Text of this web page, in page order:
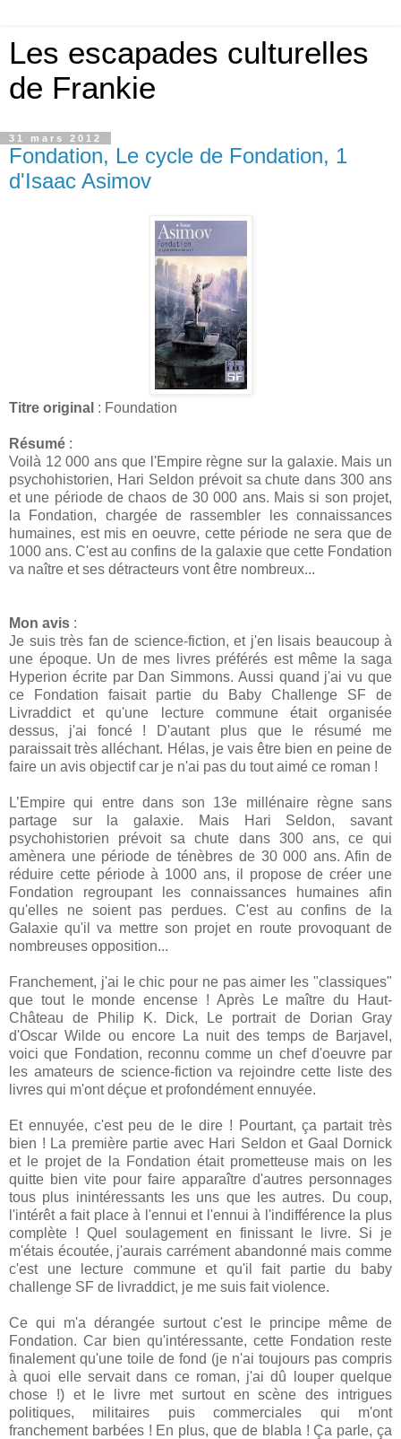
Les escapades culturelles
de Frankie
31 mars 2012
Fondation, Le cycle de Fondation, 1
d'Isaac Asimov
Titre original : Foundation
Résumé :
Voilà 12 000 ans que l'Empire règne sur la galaxie. Mais un
psychohistorien, Hari Seldon prévoit sa chute dans 300 ans
et une période de chaos de 30 000 ans. Mais si son projet,
la Fondation, chargée de rassembler les connaissances
humaines, est mis en oeuvre, cette période ne sera que de
1000 ans. C'est au confins de la galaxie que cette Fondation
va naître et ses détracteurs vont être nombreux...
Mon avis :
Je suis très fan de science-fiction, et j'en lisais beaucoup à
une époque. Un de mes livres préférés est même la saga
Hyperion écrite par Dan Simmons. Aussi quand j'ai vu que
ce Fondation faisait partie du Baby Challenge SF de
Livraddict et qu'une lecture commune était organisée
dessus, j'ai foncé ! D'autant plus que le résumé me
paraissait très alléchant. Hélas, je vais être bien en peine de
faire un avis objectif car je n'ai pas du tout aimé ce roman !
L’Empire qui entre dans son 13e millénaire règne sans
partage sur la galaxie. Mais Hari Seldon, savant
psychohistorien prévoit sa chute dans 300 ans, ce qui
amènera une période de ténèbres de 30 000 ans. Afin de
réduire cette période à 1000 ans, il propose de créer une
Fondation regroupant les connaissances humaines afin
qu'elles ne soient pas perdues. C'est au confins de la
Galaxie qu'il va mettre son projet en route provoquant de
nombreuses opposition...
Franchement, j'ai le chic pour ne pas aimer les "classiques"
que tout le monde encense ! Après Le maître du Haut-
Château de Philip K. Dick, Le portrait de Dorian Gray
d'Oscar Wilde ou encore La nuit des temps de Barjavel,
voici que Fondation, reconnu comme un chef d'oeuvre par
les amateurs de science-fiction va rejoindre cette liste des
livres qui m'ont déçue et profondément ennuyée.
Et ennuyée, c'est peu de le dire ! Pourtant, ça partait très
bien ! La première partie avec Hari Seldon et Gaal Dornick
et le projet de la Fondation était prometteuse mais on les
quitte bien vite pour faire apparaître d'autres personnages
tous plus inintéressants les uns que les autres. Du coup,
l'intérêt a fait place à l'ennui et l'ennui à l'indifférence la plus
complète ! Quel soulagement en finissant le livre. Si je
m'étais écoutée, j'aurais carrément abandonné mais comme
c'est une lecture commune et qu'il fait partie du baby
challenge SF de livraddict, je me suis fait violence.
Ce qui m'a dérangée surtout c'est le principe même de
Fondation. Car bien qu'intéressante, cette Fondation reste
finalement qu'une toile de fond (je n'ai toujours pas compris
à quoi elle servait dans ce roman, j'ai dû louper quelque
chose !) et le livre met surtout en scène des intrigues
politiques, militaires puis commerciales qui m'ont
franchement barbées ! En plus, que de blabla ! Ça parle, ça